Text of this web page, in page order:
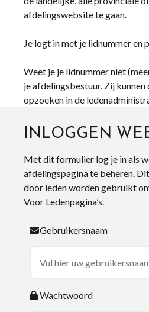
afdelingswebsite te gaan.
Je logt in met je lidnummer en
Weet je je lidnummer niet
je afdelingsbestuur. Zij
opzoeken in de
INLOGGEN
Met dit formulier log je in als
afdelingspagina te beheren.
door leden worden gebruikt
Voor Ledenpagina’s.
Gebruikersnaam
Wachtwoord